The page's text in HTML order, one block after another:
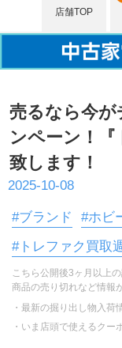
店舗TOP
売るなら今が
ンペーン！
致します！
2025-10-08
#ブランド #ホビ
#トレファク買取
こちら公開後3ヶ月以上の
商品の売り切れなど情報
・最新の掘り出し物入荷
・いま店頭で使えるクー